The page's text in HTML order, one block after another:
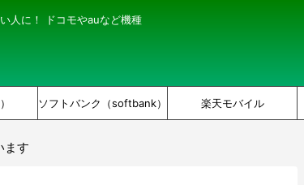
人に！ ドコモやauなど機種
ソフトバンク（softbank） 楽天モバイル
ます